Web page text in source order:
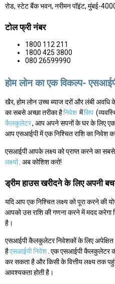
रोड, स्टेट बैंक भवन, नरीमन पॉइंट, मुंबई-
टोल फ्री नंबर
1800 112 211
1800 425 3800
080 26599990
होम लोन का एक विकल्प-
खैर, होम लोन उच्च ब्याज दरों और लंबी
का सबसे अच्छा तरीका हैनिवेश मेंसिप
कैलकुलेटर, आप अपने सपनों के घर के लिए
आप एसआईपी में एक निश्चित राशि का निवेश
एसआईपी आपके लक्ष्य को प्राप्त करने का
लक्ष्यों . अब कोशिश करो!
ड्रीम हाउस खरीदने के लिए अपनी
यदि आप एक निश्चित लक्ष्य को पूरा करने की
आपको उस राशि की गणना करने में मदद
है।
एसआईपी कैलकुलेटर निवेशकों के लिए अपेक्षित
हैएसआईपी निवेश . एक एसआईपी कैलकुलेटर
कर सकता है और किसी के वित्तीय लक्ष्य तक
आवश्यकता होती है।